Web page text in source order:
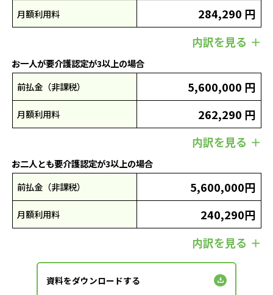
月額利用料
284,290 円
内訳を見る
お一人が要介護認定が3以上の場合
前払金（非課税）
5,600,000 円
月額利用料
262,290 円
内訳を見る
お二人とも要介護認定が3以上の場合
前払金（非課税）
5,600,000円
月額利用料
240,290円
内訳を見る
資料をダウンロードする